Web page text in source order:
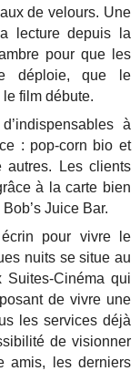
de velours. Une
lecture depuis la
pour que les
déploie, que le
film débute.
à
: pop-corn bio et
autres. Les clients
à la carte bien
Juice Bar.
pour vivre le
nuits se situe au
Cinéma qui
de vivre une
les services déjà
de visionner
amis, les derniers